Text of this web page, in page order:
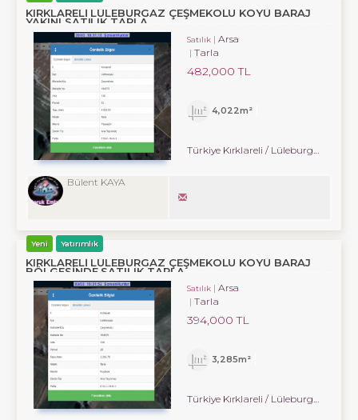
KIRKLARELİ LÜLEBURGAZ ÇEŞMEKOLU KÖYÜ BARAJ
YAKINI SATILIK TARLA
Satılık
Arsa
Tarla
482,000 TL
4,022m²
Bülent KAYA
Yeni Yatırımlık
KIRKLARELİ LÜLEBURGAZ ÇEŞMEKOLU KÖYÜ BARAJ
BÖLGESİNDE SATILIK TARLA.
Satılık
Arsa
Tarla
394,000 TL
3,285m²
Türkiye Kırklareli / Lüleburgaz